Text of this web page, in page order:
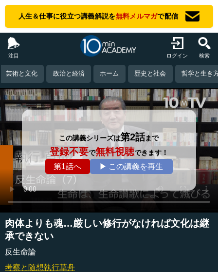
人生＆仕事に役立つ講義解説を無料メルマガで配信
注目 ログイン 検索
芸術と文化 政治と経済 ホーム 歴史と社会 哲学と生き
この講義シリーズは第2話まで
登録不要で無料視聴できます！
第1話へ ▶ この講義を再生
肉体よりも魂…厳しい修行がなければ文化は継
承できない
反生命論
考察と随想執行草舟